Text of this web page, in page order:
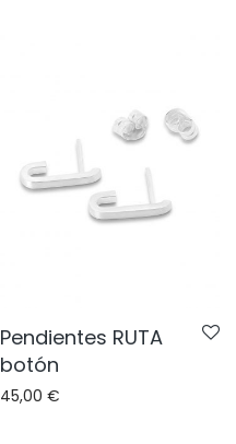
Pendientes RUTA
botón
45,00 €